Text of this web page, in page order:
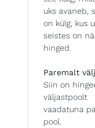
uks avaneb,
on külg, kus
seistes on
hinged.
Paremalt
Siin on
väljastpoolt
vaadatuna
pool.